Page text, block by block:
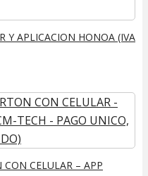
Y APLICACION HONOA (IVA
CELULAR – APP